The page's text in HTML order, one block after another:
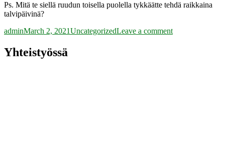
Ps. Mitä te siellä ruudun toisella puolella tykkäätte tehdä raikkaina
talvipäivinä?
Author
adminPosted
March 2, 2021Categories
UncategorizedLeave a commenton
Yhteistyössä